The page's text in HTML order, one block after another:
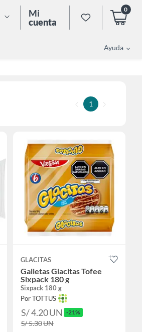
Mi
cuenta
0
Ayuda
1
GLACITAS
Galletas Glacitas Tofee
Sixpack 180 g
Sixpack 180 g
Por TOTTUS
S/ 4.20UN -21%
S/ 5.30UN